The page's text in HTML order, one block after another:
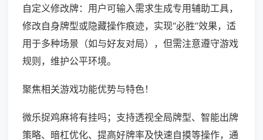
自定义修改牌：用户可输入需求生成专用辅助工具，
修改自身牌型或隐藏操作痕迹，实现“必胜”效果，适
用于多种场景（如与好友对局），但需注意遵守游戏
规则，维护公平环境。
聚焦相关游戏功能优势与特色！
微乐捉鸡麻将有挂吗；支持透视全局牌型、智能出牌
策略、暗杠优化、提高好牌率及快速自摸等操作，通